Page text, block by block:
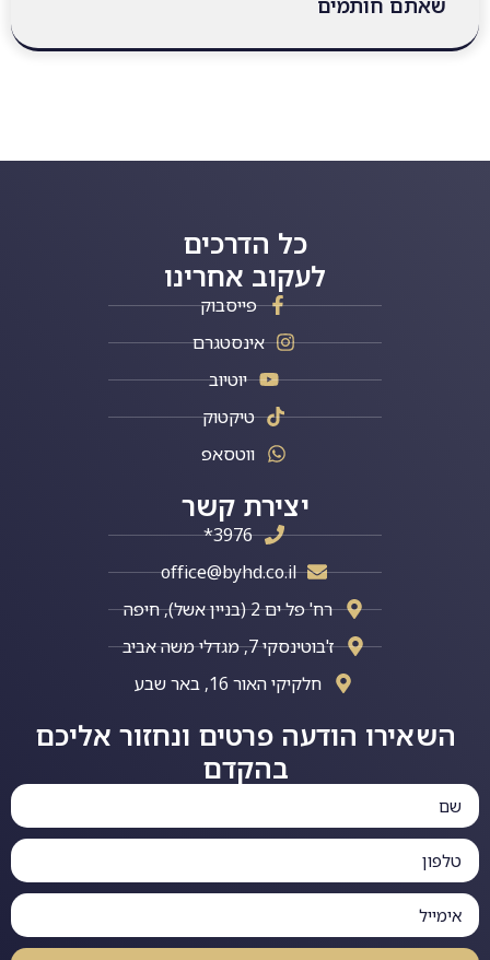
שאתם חותמים
כל הדרכים
לעקוב אחרינו
פייסבוק
אינסטגרם
יוטיוב
טיקטוק
ווטסאפ
השאירו הודעה פרטים ונחזור אליכם
בהקדם
יצירת קשר
3976*
office@byhd.co.il
רח' פל ים 2 (בניין אשל), חיפה
ז'בוטינסקי 7, מגדלי משה אביב
חלקיקי האור 16, באר שבע